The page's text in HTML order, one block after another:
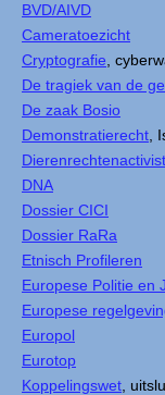
BVD/AIVD
Cameratoezicht
Cryptografie ,
De tragiek van de
De zaak Bosio
Demonstratierecht ,
DNA
Dossier CICI
Dossier RaRa
Etnisch Profileren
Europese Politie en
Europese
Europol
Eurotop
Koppelingswet ,